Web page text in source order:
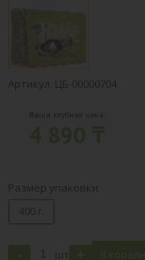
Артикул: ЦБ-00000704
Ваша клубная цена:
Размер упаковки
400 г.
- шт + В корзину